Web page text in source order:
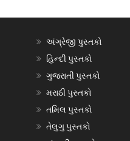
અંગ્રેજી પુસ્તકો
હિન્દી પુસ્તકો
ગુજરાતી પુસ્તકો
મરાઠી પુસ્તકો
તમિલ પુસ્તકો
તેલુગુ પુસ્તકો